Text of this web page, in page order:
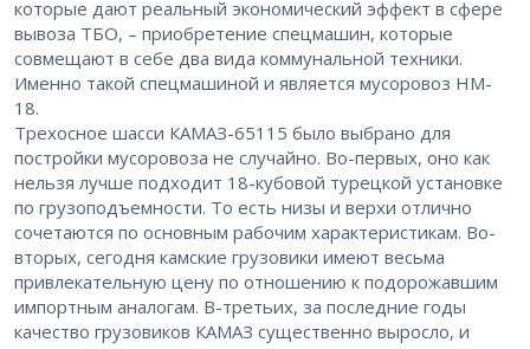
которые дают реальный экономический эффект в сфере
вывоза ТБО, – приобретение спецмашин, которые
совмещают в себе два вида коммунальной техники.
Именно такой спецмашиной и является мусоровоз HM-
18.
Трехосное шасси КАМАЗ-65115 было выбрано для
постройки мусоровоза не случайно. Во-первых, оно как
нельзя лучше подходит 18-кубовой турецкой установке
по грузоподъемности. То есть низы и верхи отлично
сочетаются по основным рабочим характеристикам. Во-
вторых, сегодня камские грузовики имеют весьма
привлекательную цену по отношению к подорожавшим
импортным аналогам. В-третьих, за последние годы
качество грузовиков КАМАЗ существенно выросло, и